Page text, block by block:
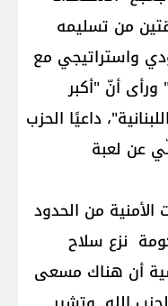
من تسليمه
واستراتيجي مع
ورأى أنّ "أكبر
داعيًا الحزب
عن لعبة
من الحدود
نزع سلاح
أن هناك مسعى